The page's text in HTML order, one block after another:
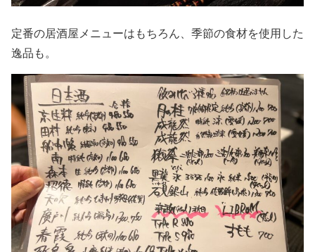
定番の居酒屋メニューはもちろん、季節の食材を使用した
逸品も。